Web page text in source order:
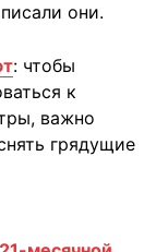
они.
: чтобы
к
важно
грядущие